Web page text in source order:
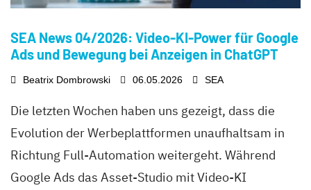
SEA News 04/2026: Video-KI-Power für Google
Ads und Bewegung bei Anzeigen in ChatGPT
Beatrix Dombrowski 06.05.2026 SEA
Die letzten Wochen haben uns gezeigt, dass die
Evolution der Werbeplattformen unaufhaltsam in
Richtung Full-Automation weitergeht. Während
Google Ads das Asset-Studio mit Video-KI